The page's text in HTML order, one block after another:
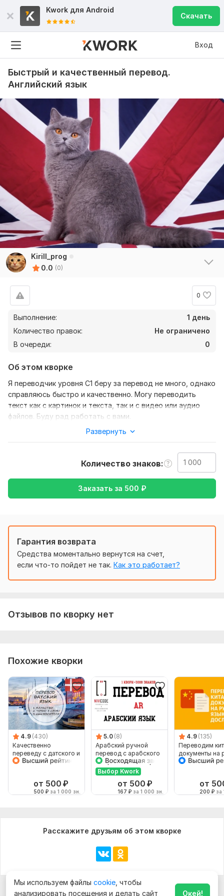
Kwork для Android
Скачать
Вход
Быстрый и качественный перевод.
Английский язык
Kirill_prog
0.0 (0)
0
Выполнение:
1 день
Количество правок:
Не ограничено
В очереди:
0
Об этом кворке
Я переводчик уровня C1 беру за перевод не много, однако
справляюсь быстро и качественно. Могу переводить
текст как с картинок и текста, так и с видео или аудио
файлов. Буду рад работать с вами.
Также, если есть примечания, сказать о них. Это всё, буду
Тематика:
Интернет и технологии, Культура и искусство,
Товары и услуги,
с Английского на Русский
Объем услуги в кворке: 1 000 знаков
Развернуть
Количество знаков
Заказать за 500 ₽
Гарантия возврата
Средства моментально вернутся на счет,
если что-то пойдет не так. Как это работает?
Отзывов по кворку нет
Похожие кворки
4.9 (430)
Качественно
переведу с датского и
на датский
от 500 ₽
500 ₽ за 1 000 зн.
5.0 (8)
Арабский ручной
перевод с арабского
на арабский AR Юр
Мед Тех Документ
Выбор Kwork
от 500 ₽
167 ₽ за 1 000 зн.
4.9 (135)
Переводим
документы на
язык дословно
от
200 ₽ за
Расскажите друзьям об этом кворке
Мы используем файлы cookie , чтобы
анализировать посещения и делать сайт
Окей!